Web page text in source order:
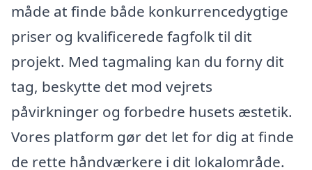
måde at finde både konkurrencedygtige
priser og kvalificerede fagfolk til dit
projekt. Med tagmaling kan du forny dit
tag, beskytte det mod vejrets
påvirkninger og forbedre husets æstetik.
Vores platform gør det let for dig at finde
de rette håndværkere i dit lokalområde.